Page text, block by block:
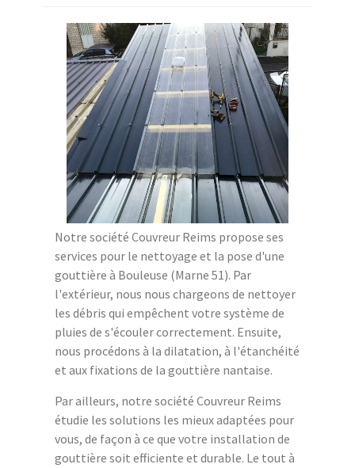
Notre société Couvreur Reims propose ses
services pour le nettoyage et la pose d'une
gouttière à Bouleuse (Marne 51). Par
l'extérieur, nous nous chargeons de nettoyer
les débris qui empêchent votre système de
pluies de s'écouler correctement. Ensuite,
nous procédons à la dilatation, à l'étanchéité
et aux fixations de la gouttière nantaise.
Par ailleurs, notre société Couvreur Reims
étudie les solutions les mieux adaptées pour
vous, de façon à ce que votre installation de
gouttière soit efficiente et durable. Le tout à